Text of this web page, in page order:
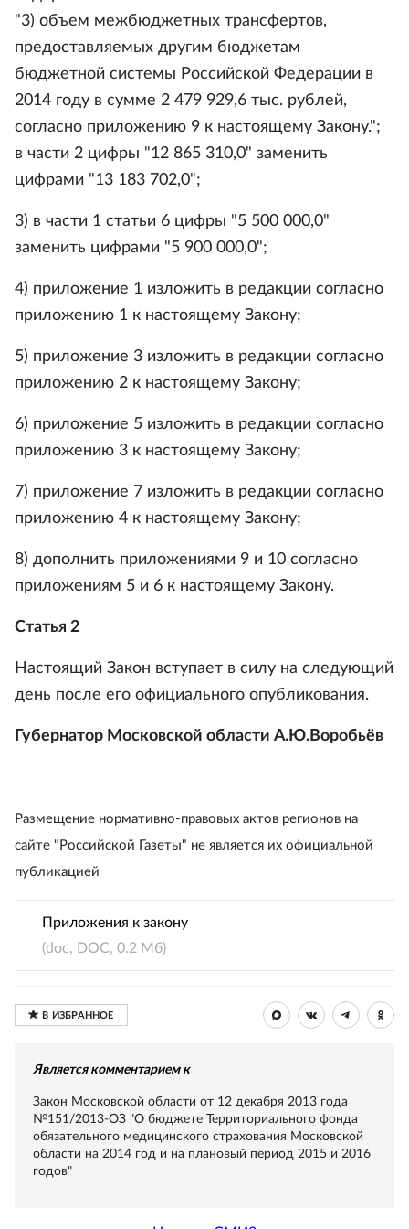
"3) объем межбюджетных трансфертов,
предоставляемых другим бюджетам
бюджетной системы Российской Федерации в
2014 году в сумме 2 479 929,6 тыс. рублей,
согласно приложению 9 к настоящему Закону.";
в части 2 цифры "12 865 310,0" заменить
цифрами "13 183 702,0";
3) в части 1 статьи 6 цифры "5 500 000,0"
заменить цифрами "5 900 000,0";
4) приложение 1 изложить в редакции согласно
приложению 1 к настоящему Закону;
5) приложение 3 изложить в редакции согласно
приложению 2 к настоящему Закону;
6) приложение 5 изложить в редакции согласно
приложению 3 к настоящему Закону;
7) приложение 7 изложить в редакции согласно
приложению 4 к настоящему Закону;
8) дополнить приложениями 9 и 10 согласно
приложениям 5 и 6 к настоящему Закону.
Статья 2
Настоящий Закон вступает в силу на следующий
день после его официального опубликования.
Губернатор Московской области А.Ю.Воробьёв
Размещение нормативно-правовых актов регионов на
сайте "Российской Газеты" не является их официальной
публикацией
Приложения к закону
(doc, DOC, 0.2 Мб)
Является комментарием к
Закон Московской области от 12 декабря 2013 года
№151/2013-ОЗ "О бюджете Территориального фонда
обязательного медицинского страхования Московской
области на 2014 год и на плановый период 2015 и 2016
годов"